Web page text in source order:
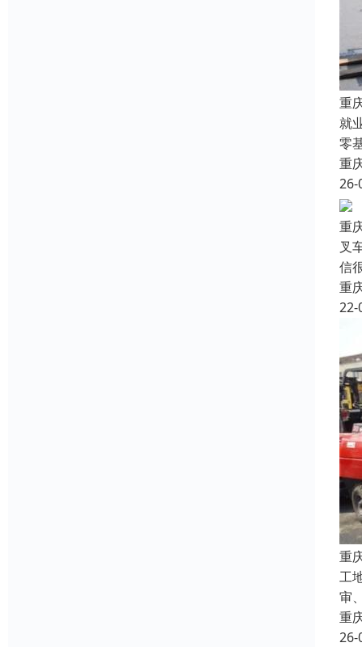
重
就
零
重
26-
重
叉
信
重
22-
重
工
审
重
26-